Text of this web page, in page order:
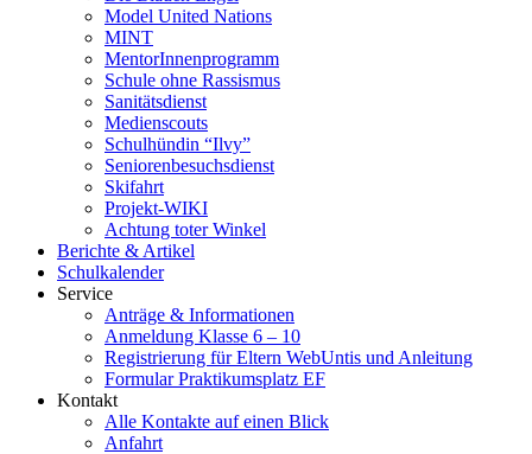
Model United Nations
MINT
MentorInnenprogramm
Schule ohne Rassismus
Sanitätsdienst
Medienscouts
Schulhündin “Ilvy”
Seniorenbesuchsdienst
Skifahrt
Projekt-WIKI
Achtung toter Winkel
Berichte & Artikel
Schulkalender
Service
Anträge & Informationen
Anmeldung Klasse 6 – 10
Registrierung für Eltern WebUntis und Anleitung
Formular Praktikumsplatz EF
Kontakt
Alle Kontakte auf einen Blick
Anfahrt